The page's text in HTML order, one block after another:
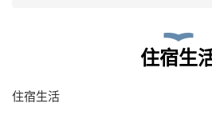
住宿生
住宿生活